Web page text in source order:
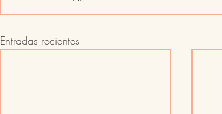
Entradas recientes